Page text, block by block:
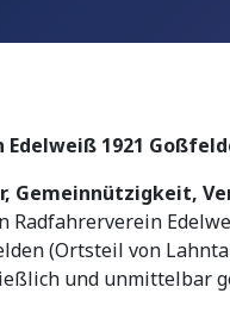
1921
Gemeinnützigkeit,
(Ortsteil von
und unmittelbar